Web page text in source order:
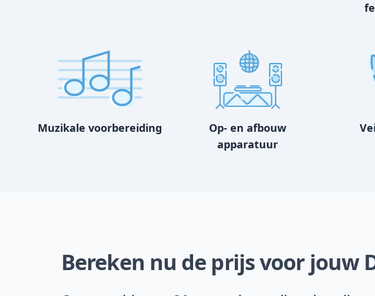
Muzikale voorbereiding
Op- en afbouw
apparatuur
Bereken nu de prijs voor jouw